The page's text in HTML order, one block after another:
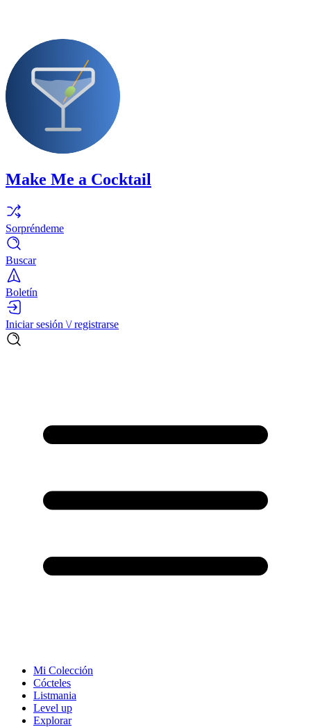
Make Me a Cocktail
Sorpréndeme
Buscar
Boletín
Iniciar sesión \/ registrarse
Mi Colección
Cócteles
Listmania
Level up
Explorar